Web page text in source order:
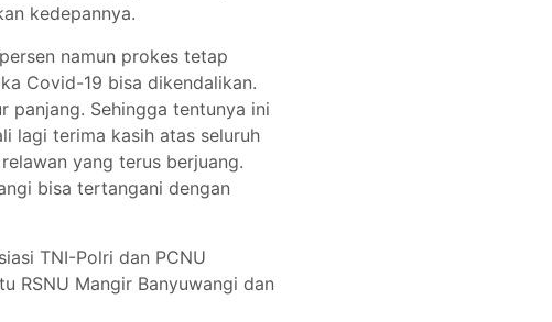
kedepannya.
namun prokes tetap
Covid-19 bisa dikendalikan.
panjang. Sehingga tentunya ini
lagi terima kasih atas seluruh
yang terus berjuang.
bisa tertangani dengan
TNI-Polri dan PCNU
RSNU Mangir Banyuwangi dan